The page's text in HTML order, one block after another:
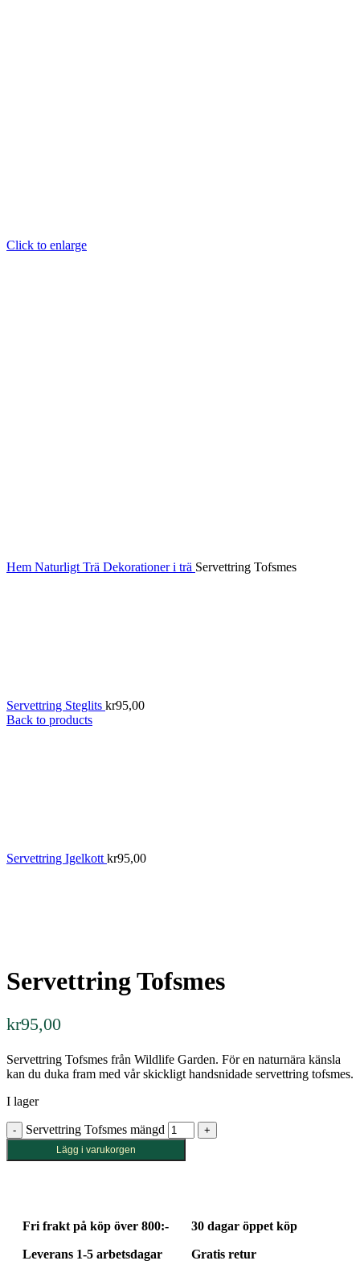
Click to enlarge
Hem Naturligt Trä Dekorationer i trä Servettring Tofsmes
Servettring Steglits kr95,00
Back to products
Servettring Igelkott kr95,00
Servettring Tofsmes
kr95,00
Servettring Tofsmes från Wildlife Garden. För en naturnära känsla
kan du duka fram med vår skickligt handsnidade servettring tofsmes.
I lager
Servettring Tofsmes mängd
Lägg i varukorgen
Fri frakt på köp över 800:- 30 dagar öppet köp
Leverans 1-5 arbetsdagar Gratis retur